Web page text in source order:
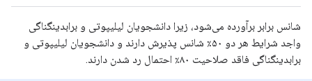
شانس برابر برآورده می‌شود، زیرا دانشجویان لیلیپوتی و برابدینگناگی
واجد شرایط هر دو ۵۰٪ شانس پذیرش دارند و دانشجویان لیلیپوتی و
برابدینگناگی فاقد صلاحیت ۸۰٪ احتمال رد شدن دارند.